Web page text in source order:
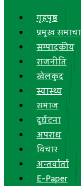
गृहपृष्ठ
प्रमुख
सम्पादकीय
राजनीति
खेलकुद
स्वास्थ्य
समाज
दुर्घटना
अपराध
विचार
अन्तर्वार्ता
E-Paper